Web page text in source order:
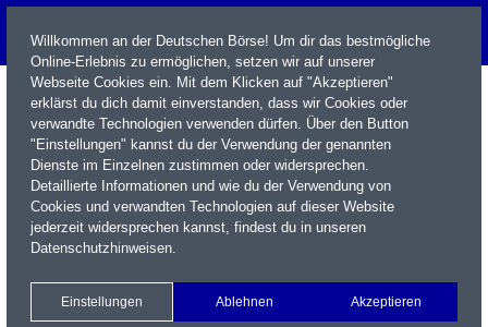
Name / WKN / ISIN / Kürzel
Xetra Realtime
Watchlist Portfolio Login
Willkommen an der Deutschen Börse! Um dir das bestmögliche
Online-Erlebnis zu ermöglichen, setzen wir auf unserer
Webseite Cookies ein. Mit dem Klicken auf "Akzeptieren"
erklärst du dich damit einverstanden, dass wir Cookies oder
verwandte Technologien verwenden dürfen. Über den Button
"Einstellungen" kannst du der Verwendung der genannten
Dienste im Einzelnen zustimmen oder widersprechen.
Detaillierte Informationen und wie du der Verwendung von
Cookies und verwandten Technologien auf dieser Website
jederzeit widersprechen kannst, findest du in unseren
Datenschutzhinweisen.
Einstellungen Ablehnen Akzeptieren